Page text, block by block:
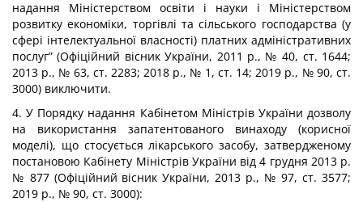
надання Міністерством освіти і науки і Міністерством
розвитку економіки, торгівлі та сільського господарства (у
сфері інтелектуальної власності) платних адміністративних
послуг” (Офіційний вісник України, 2011 р., № 40, ст. 1644;
2013 р., № 63, ст. 2283; 2018 р., № 1, ст. 14; 2019 р., № 90, ст.
3000) виключити.
4. У Порядку надання Кабінетом Міністрів України дозволу
на використання запатентованого винаходу (корисної
моделі), що стосується лікарського засобу, затвердженому
постановою Кабінету Міністрів України від 4 грудня 2013 р.
№ 877 (Офіційний вісник України, 2013 р., № 97, ст. 3577;
2019 р., № 90, ст. 3000):